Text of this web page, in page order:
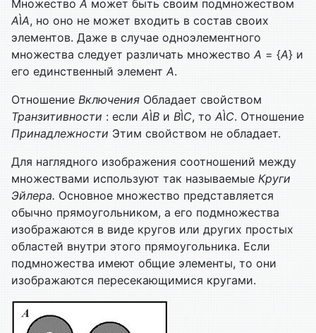
МножествоА может быть своим подмножеством
АÌА, но оно не может входить в состав своих
элементов. Даже в случае одноэлементного
множества следует различать множество А = {А} и
его единственный элементА.
Отношение Включения Обладает свойством
Транзитивности : еслиАÌВ и ВÌС, тоАÌС. Отношение
Принадлежности Этим свойством не обладает.
Для наглядного изображения соотношений между
множествами используют так называемые Круги
Эйлера. Основное множество представляется
обычно прямоугольником, а его подмножества
изображаются в виде кругов или других простых
областей внутри этого прямоугольника. Если
подмножества имеют общие элементы, то они
изображаются пересекающимися кругами.